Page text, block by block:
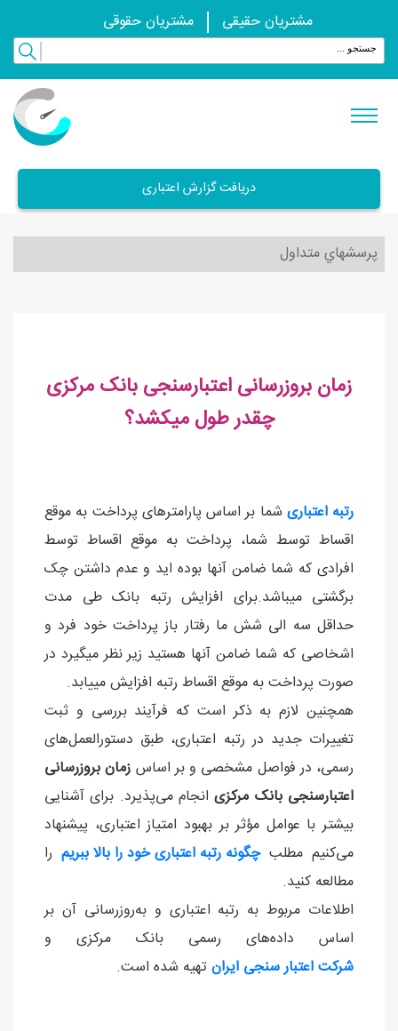
مشتریان حقیقی مشتریان حقوقی
دریافت گزارش اعتباری
پرسشهاي متداول
زمان بروزرسانی اعتبارسنجی بانک مرکزی
چقدر طول میکشد؟
رتبه اعتباری شما بر اساس پارامترهای پرداخت به موقع
اقساط توسط شما، پرداخت به موقع اقساط توسط
افرادی که شما ضامن آنها بوده اید و عدم داشتن چک
برگشتی میباشد.برای افزایش رتبه بانک طی مدت
حداقل سه الی شش ما رفتار باز پرداخت خود فرد و
اشخاصی که شما ضامن آنها هستید زیر نظر میگیرد در
صورت پرداخت به موقع اقساط رتبه افزایش مییابد.
همچنین لازم به ذکر است که فرآیند بررسی و ثبت
تغییرات جدید در رتبه اعتباری، طبق دستورالعمل‌های
رسمی، در فواصل مشخصی و بر اساس زمان بروزرسانی
اعتبارسنجی بانک مرکزیانجام می‌پذیرد. برای آشنایی
بیشتر با عوامل مؤثر بر بهبود امتیاز اعتباری، پیشنهاد
می‌کنیم مطلبچگونه رتبه اعتباری خود را بالا ببریم را
مطالعه کنید.
اطلاعات مربوط به رتبه اعتباری و به‌روزرسانی آن بر
اساس داده‌های رسمی بانک مرکزی و
شرکت اعتبار سنجی ایرانتهیه شده است.